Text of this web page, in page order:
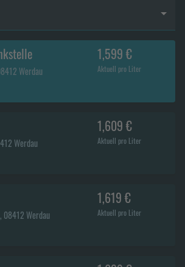
Werdau
1,599 €
Aktuell pro Liter
Werdau
1,609 €
Aktuell pro Liter
08412 Werdau
1,619 €
Aktuell pro Liter